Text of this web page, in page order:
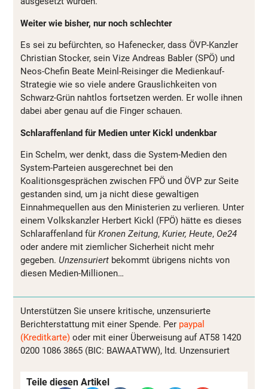
Weiter wie bisher, nur noch schlechter
Es sei zu befürchten, so Hafenecker, dass ÖVP-Kanzler
Christian Stocker, sein Vize Andreas Babler (SPÖ) und
Neos-Chefin Beate Meinl-Reisinger die Medienkauf-
Strategie wie so viele andere Grauslichkeiten von
Schwarz-Grün nahtlos fortsetzen werden. Er wolle ihnen
dabei aber genau auf die Finger schauen.
Schlaraffenland für Medien unter Kickl undenkbar
Ein Schelm, wer denkt, dass die System-Medien den
System-Parteien ausgerechnet bei den
Koalitionsgesprächen zwischen FPÖ und ÖVP zur Seite
gestanden sind, um ja nicht diese gewaltigen
Einnahmequellen aus den Ministerien zu verlieren. Unter
einem Volkskanzler Herbert Kickl (FPÖ) hätte es dieses
Schlaraffenland für Kronen Zeitung, Kurier, Heute, Oe24
oder andere mit ziemlicher Sicherheit nicht mehr
gegeben. Unzensuriert bekommt übrigens nichts von
diesen Medien-Millionen…
Unterstützen Sie unsere kritische, unzensurierte
Berichterstattung mit einer Spende. Per paypal
(Kreditkarte) oder mit einer Überweisung auf AT58 1420
0200 1086 3865 (BIC: BAWAATWW), ltd. Unzensuriert
Teile diesen Artikel